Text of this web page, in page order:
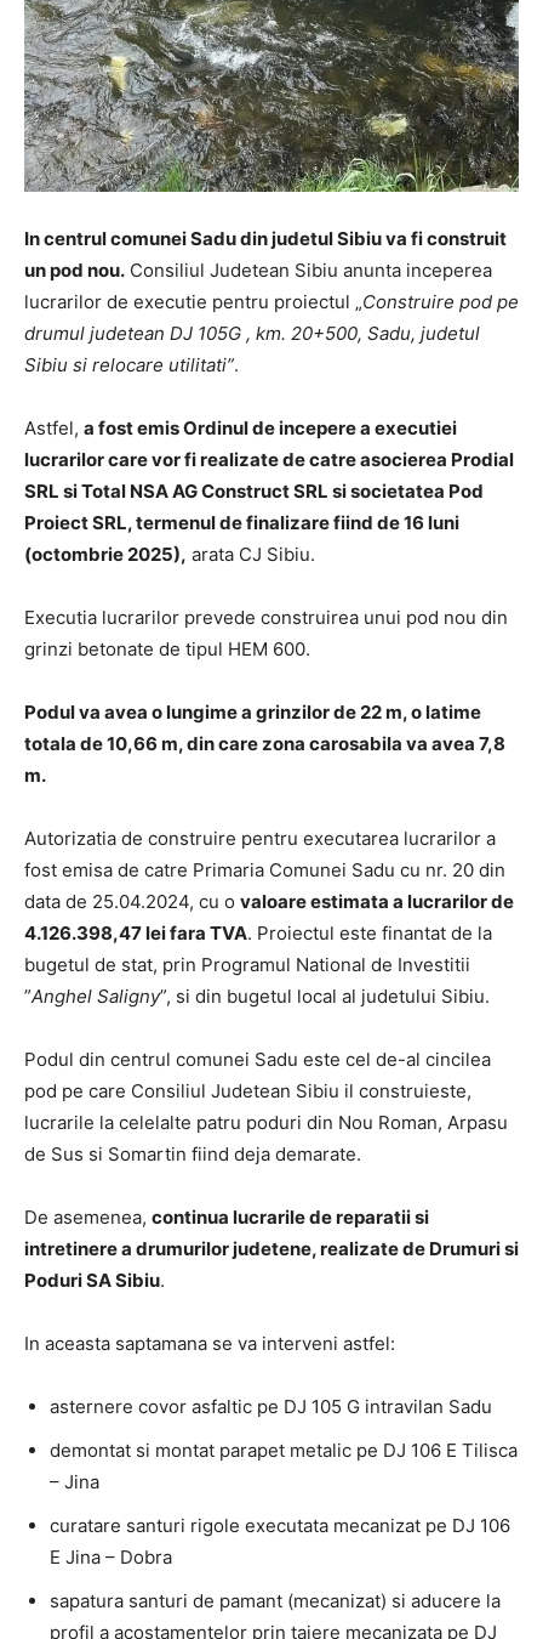
In centrul comuneiSadu din judetul Sibiu va fi construit
un pod nou. Consiliul Judetean Sibiu anunta inceperea
lucrarilor de executie pentru proiectul „Construire pod pe
drumul judetean DJ 105G , km. 20+500, Sadu, judetul
Sibiu si relocare utilitati”.
Astfel, a fost emis Ordinul de incepere a executiei
lucrarilor care vor fi realizate de catre asocierea Prodial
SRL si Total NSA AG Construct SRL si societatea Pod
Proiect SRL, termenul de finalizare fiind de 16 luni
(octombrie 2025), arata CJ Sibiu.
Executia lucrarilor prevede construirea unui pod nou din
grinzi betonate de tipul HEM 600.
Podul va avea o lungime a grinzilor de 22 m, o latime
totala de 10,66 m, din care zona carosabila va avea 7,8
m.
Autorizatia de construire pentru executarea lucrarilor a
fost emisa de catre Primaria Comunei Sadu cu nr. 20 din
data de 25.04.2024, cu o valoare estimata a lucrarilor de
4.126.398,47 lei fara TVA. Proiectul este finantat de la
bugetul de stat, prin Programul National de Investitii
”Anghel Saligny”, si din bugetul local al judetului Sibiu.
Podul din centrul comunei Sadu este cel de-al cincilea
pod pe care Consiliul Judetean Sibiu il construieste,
lucrarile la celelalte patru poduri din Nou Roman, Arpasu
de Sus si Somartin fiind deja demarate.
De asemenea, continua lucrarile de reparatii si
intretinere a drumurilor judetene, realizate de Drumuri si
Poduri SA Sibiu.
In aceasta saptamana se va interveni astfel:
asternere covor asfaltic pe DJ 105 G intravilan Sadu
demontat si montat parapet metalic pe DJ 106 E Tilisca
– Jina
curatare santuri rigole executata mecanizat pe DJ 106
E Jina – Dobra
sapatura santuri de pamant (mecanizat) si aducere la
profil a acostamentelor prin taiere mecanizata pe DJ